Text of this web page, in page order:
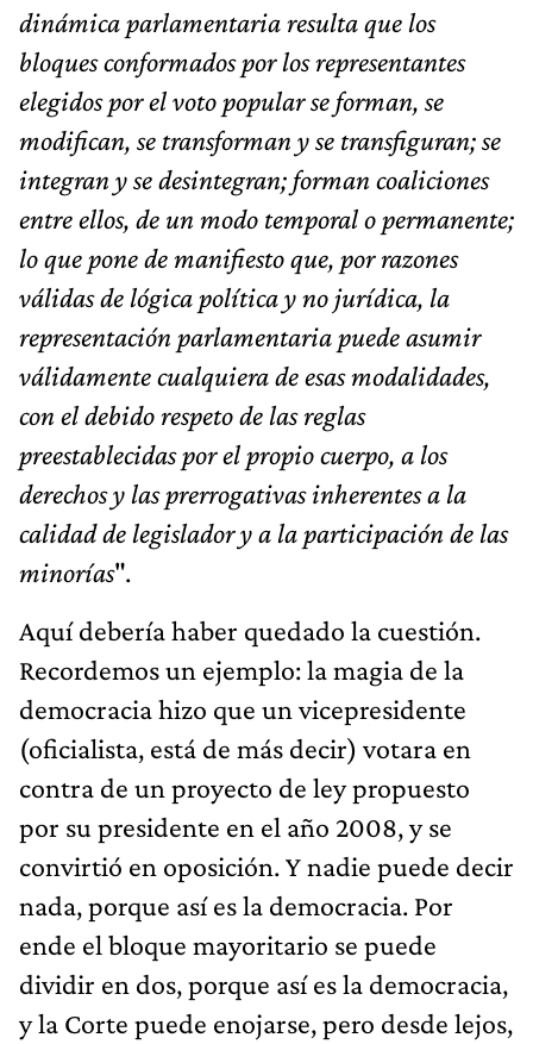
dinámica parlamentaria resulta que los
bloques conformados por los representantes
elegidos por el voto popular se forman, se
modifican, se transforman y se transfiguran; se
integran y se desintegran; forman coaliciones
entre ellos, de un modo temporal o permanente;
lo que pone de manifiesto que, por razones
válidas de lógica política y no jurídica, la
representación parlamentaria puede asumir
válidamente cualquiera de esas modalidades,
con el debido respeto de las reglas
preestablecidas por el propio cuerpo, a los
derechos y las prerrogativas inherentes a la
calidad de legislador y a la participación de las
minorías".
Aquí debería haber quedado la cuestión.
Recordemos un ejemplo: la magia de la
democracia hizo que un vicepresidente
(oficialista, está de más decir) votara en
contra de un proyecto de ley propuesto
por su presidente en el año 2008, y se
convirtió en oposición. Y nadie puede decir
nada, porque así es la democracia. Por
ende el bloque mayoritario se puede
dividir en dos, porque así es la democracia,
y la Corte puede enojarse, pero desde lejos,